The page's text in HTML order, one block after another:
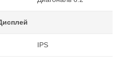
IPS